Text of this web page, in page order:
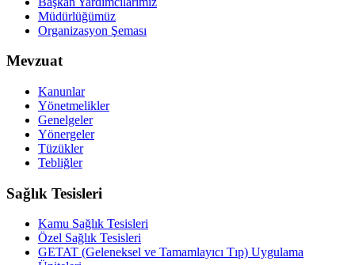
Müdürlüğümüz
Organizasyon Şeması
Mevzuat
Kanunlar
Yönetmelikler
Genelgeler
Yönergeler
Tüzükler
Tebliğler
Sağlık Tesisleri
Kamu Sağlık Tesisleri
Özel Sağlık Tesisleri
GETAT (Geleneksel ve Tamamlayıcı Tıp) Uygulama